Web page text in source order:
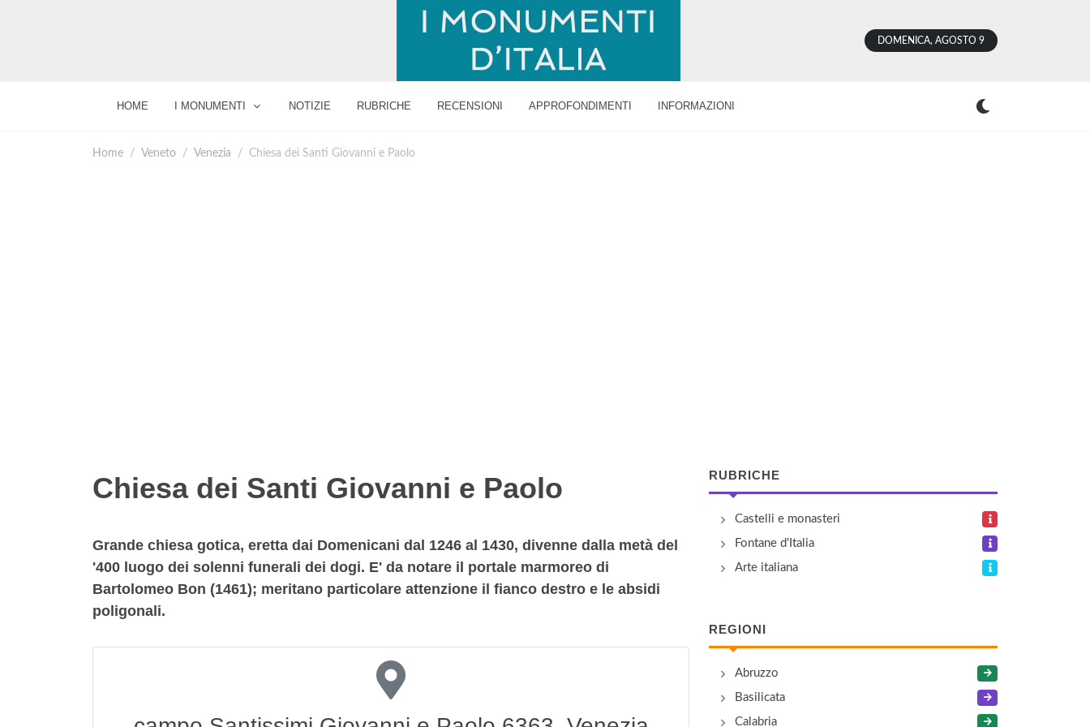
DOMENICA, AGOSTO 9
HOME I MONUMENTI NOTIZIE RUBRICHE RECENSIONI APPROFONDIMENTI INFORMAZIONI
Home Veneto Venezia Chiesa dei Santi Giovanni e Paolo
Chiesa dei Santi Giovanni e Paolo
Grande chiesa gotica, eretta dai Domenicani dal 1246 al 1430, divenne dalla metà del
'400 luogo dei solenni funerali dei dogi. E' da notare il portale marmoreo di
Bartolomeo Bon (1461); meritano particolare attenzione il fianco destro e le absidi
poligonali.
RUBRICHE
Castelli e monasteri
Fontane d'Italia
Arte italiana
REGIONI
Abruzzo
Basilicata
Calabria